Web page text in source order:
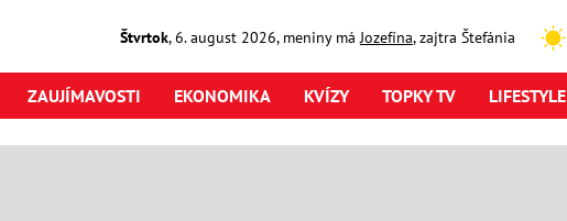
Štvrtok,6. august2026, meniny má Jozefína, zajtra Štefánia
ZAUJÍMAVOSTI EKONOMIKA KVÍZY TOPKY TV LIFESTYLE